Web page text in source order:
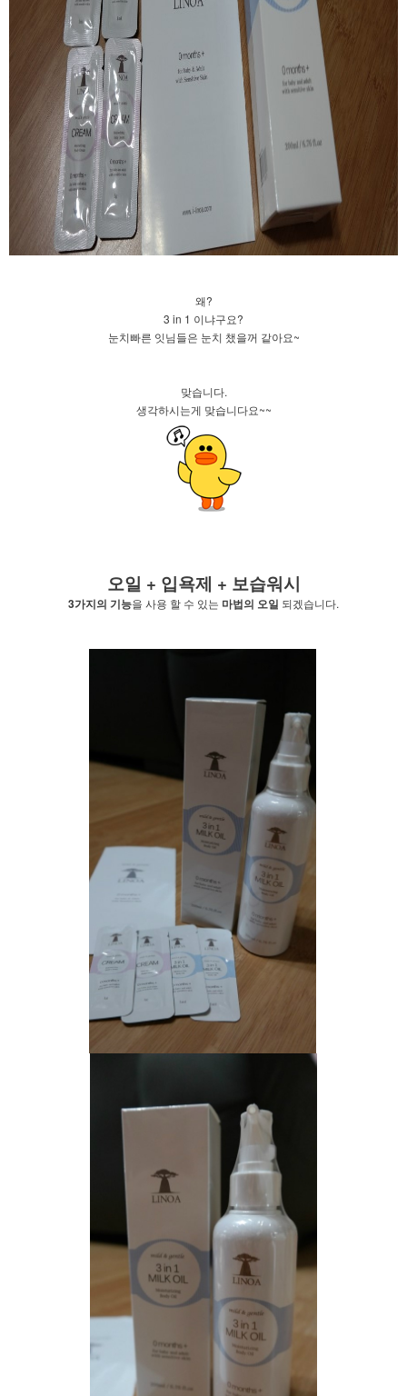
왜?
3 in 1 이냐구요?
눈치빠른 잇님들은 눈치 챘을꺼 같아요~
맞습니다.
생각하시는게 맞습니다요~~
오일 + 입욕제 + 보습워시
3가지의 기능을 사용 할 수 있는 마법의 오일 되겠습니다.